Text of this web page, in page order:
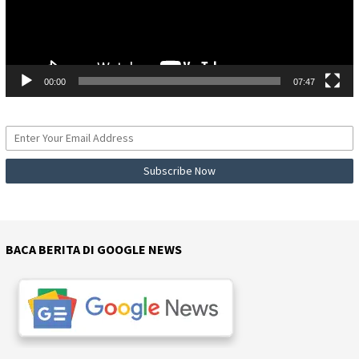
00:00 07:47
BACA BERITA DI GOOGLE NEWS